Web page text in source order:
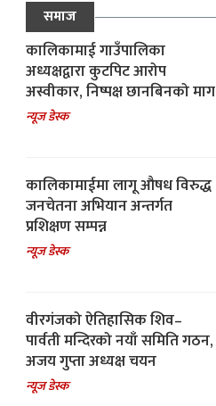
समाज
कालिकामाई गाउँपालिका
अध्यक्षद्वारा कुटपिट आरोप
अस्वीकार, निष्पक्ष छानबिनको माग
न्यूज डेस्क
कालिकामाईमा लागू औषध विरुद्ध
जनचेतना अभियान अन्तर्गत
प्रशिक्षण सम्पन्न
न्यूज डेस्क
वीरगंजको ऐतिहासिक शिव–
पार्वती मन्दिरको नयाँ समिति गठन,
अजय गुप्ता अध्यक्ष चयन
न्यूज डेस्क